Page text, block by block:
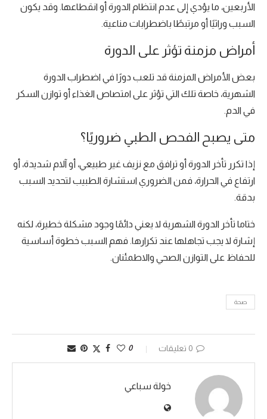
الأربعين، ما يؤدي إلى عدم انتظام الدورة أو انقطاعها. وقد يكون
السبب وراثيًا أو مرتبطًا باضطرابات مناعية.
أمراض مزمنة تؤثر على الدورة
بعض الأمراض المزمنة قد تلعب دورًا في اضطراب الدورة
الشهرية، خاصة تلك التي تؤثر على امتصاص الغذاء أو توازن السكر
في الدم.
متى يصبح الفحص الطبي ضروريًا؟
إذا تكرر تأخر الدورة أو ترافق مع نزيف غير طبيعي، أو آلام شديدة، أو
ارتفاع في الحرارة، فمن الضروري استشارة الطبيب لتحديد السبب
بدقة.
ختاما تأخر الدورة الشهرية لا يعني دائمًا وجود مشكلة خطيرة، لكنه
إشارة لا يجب تجاهلها عند تكرارها. فهم السبب خطوة أساسية
للحفاظ على التوازن الصحي والاطمئنان.
صحة
0 تعليقات 0
خولة سباعي